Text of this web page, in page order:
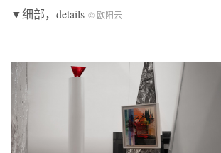
▼细部，details © 欧阳云